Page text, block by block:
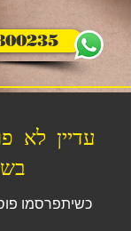
עדיין לא
כשיתפרסמו